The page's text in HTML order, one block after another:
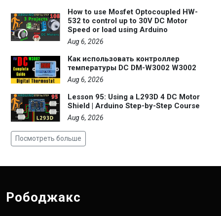
How to use Mosfet Optocoupled HW-
532 to control up to 30V DC Motor
Speed or load using Arduino
Aug 6, 2026
Как использовать контроллер
температуры DC DM-W3002 W3002
Aug 6, 2026
Lesson 95: Using a L293D 4 DC Motor
Shield | Arduino Step-by-Step Course
Aug 6, 2026
Посмотреть больше
Рободжакс